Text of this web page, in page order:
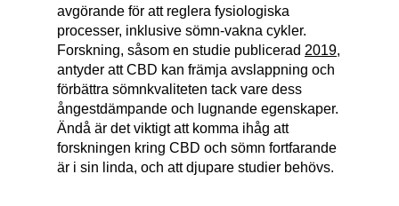
avgörande för att reglera fysiologiska
processer, inklusive sömn-vakna cykler.
Forskning, såsom en studie publicerad 2019,
antyder att CBD kan främja avslappning och
förbättra sömnkvaliteten tack vare dess
ångestdämpande och lugnande egenskaper.
Ändå är det viktigt att komma ihåg att
forskningen kring CBD och sömn fortfarande
är i sin linda, och att djupare studier behövs.